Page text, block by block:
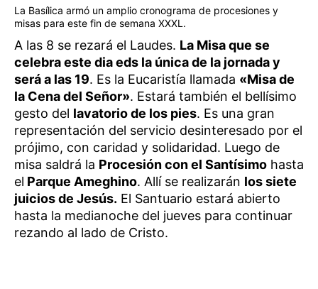
La Basílica armó un amplio cronograma de procesiones y
misas para este fin de semana XXXL.
A las 8 se rezará el Laudes. La Misa que se
celebra este dia eds la única de la jornada y
será a las 19. Es la Eucaristía llamada «Misa de
la Cena del Señor». Estará también el bellísimo
gesto del lavatorio de los pies. Es una gran
representación del servicio desinteresado por el
prójimo, con caridad y solidaridad. Luego de
misa saldrá la Procesión con el Santísimo hasta
el Parque Ameghino. Allí se realizarán los siete
juicios de Jesús. El Santuario estará abierto
hasta la medianoche del jueves para continuar
rezando al lado de Cristo.